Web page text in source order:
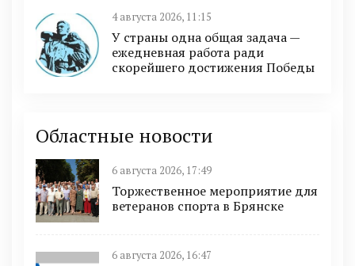
4 августа 2026, 11:15
У страны одна общая задача —
ежедневная работа ради
скорейшего достижения Победы
Областные новости
6 августа 2026, 17:49
Торжественное мероприятие для
ветеранов спорта в Брянске
6 августа 2026, 16:47